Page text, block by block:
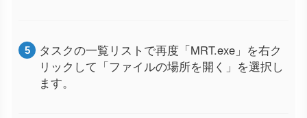
タスクの一覧リストで再度「MRT.exe」を右ク
リックして「ファイルの場所を開く」を選択し
ます。